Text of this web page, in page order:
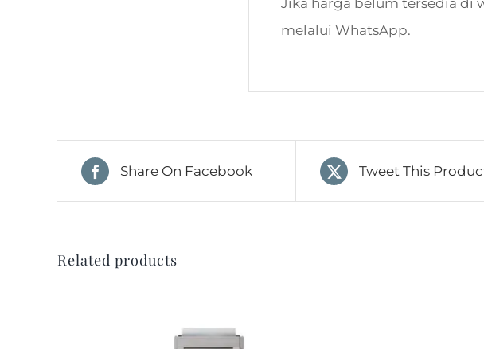
melalui WhatsApp.
Share On Facebook Tweet This
Related products